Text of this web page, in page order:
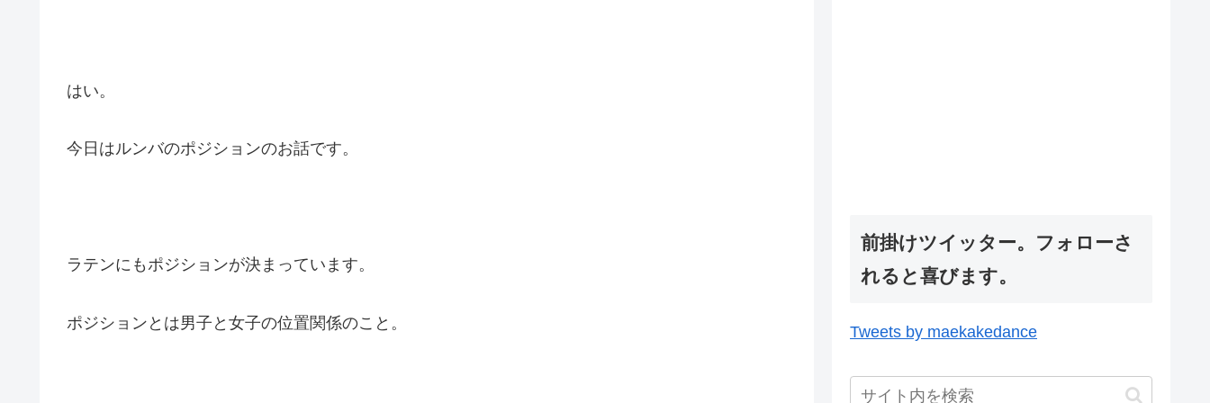
はい。
今日はルンバのポジションのお話です。
ラテンにもポジションが決まっています。
ポジションとは男子と女子の位置関係のこと。
前掛けツイッター。フォローさ
れると喜びます。
Tweets by maekakedance